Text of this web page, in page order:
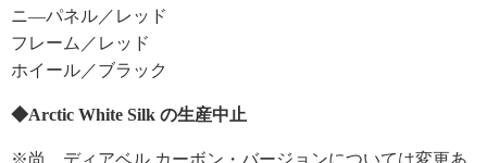
ニ―パネル／レッド
フレーム／レッド
ホイール／ブラック
◆Arctic White Silk の生産中止